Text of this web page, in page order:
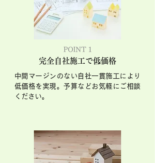
POINT 1
完全自社施工で低価格
中間マージンのない自社一貫施工により
低価格を実現。予算などお気軽にご相談
ください。